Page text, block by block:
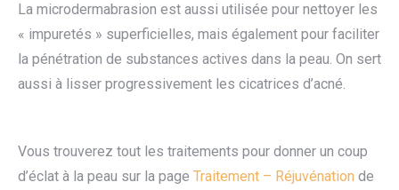
La microdermabrasion est aussi utilisée pour nettoyer les
« impuretés » superficielles, mais également pour faciliter
la pénétration de substances actives dans la peau. On sert
aussi à lisser progressivement les cicatrices d’acné.
Vous trouverez tout les traitements pour donner un coup
d’éclat à la peau sur la page Traitement – Réjuvénation de